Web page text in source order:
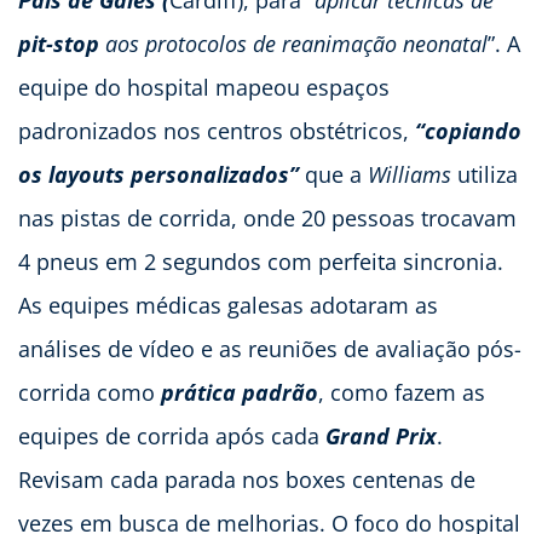
pit-stop aos protocolos de reanimação neonatal”. A
equipe do hospital mapeou espaços
padronizados nos centros obstétricos, “copiando
os layouts personalizados”que a Williams utiliza
nas pistas de corrida, onde 20 pessoas trocavam
4 pneus em 2 segundos com perfeita sincronia.
As equipes médicas galesas adotaram as
análises de vídeo e as reuniões de avaliação pós-
corrida como prática padrão, como fazem as
equipes de corrida após cada Grand Prix.
Revisam cada parada nos boxes centenas de
vezes em busca de melhorias. O foco do hospital